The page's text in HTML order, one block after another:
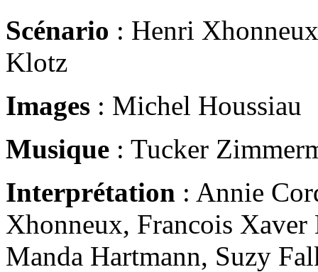
Scénario : Henri
Klotz
Images : Michel Houssiau
Musique : Tucker
Interprétation : Annie
Xhonneux, Francois
Manda Hartmann, Suzy